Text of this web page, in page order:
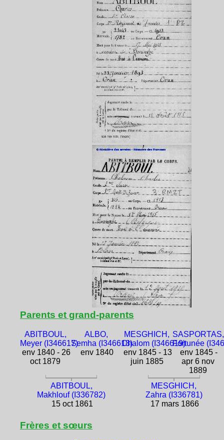
Parents et grand-parents
ABITBOUL,
Meyer (I346617)
env 1840 - 26
oct 1879
ALBO,
Semha (I346618)
env 1840
MESGHICH,
Chalom (I346619)
env 1845 - 13
juin 1885
SASPORTAS,
Fortunée
env 1845 -
apr 6 nov
1889
ABITBOUL,
Makhlouf (I336782)
15 oct 1861
MESGHICH,
Zahra (I336781)
17 mars 1866
Frères et sœurs